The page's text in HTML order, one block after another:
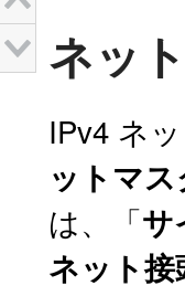
ネッ
IPv4 ネ
ットマス
は、「サ
ネット接